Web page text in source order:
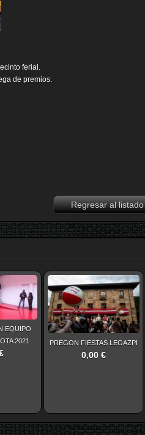
ferial.
de premios.
Regresar al listado
EQUIPO
2021
PREGON FIESTAS LEGAZPI
0,00 €